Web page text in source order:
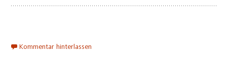
Kommentar hinterlassen